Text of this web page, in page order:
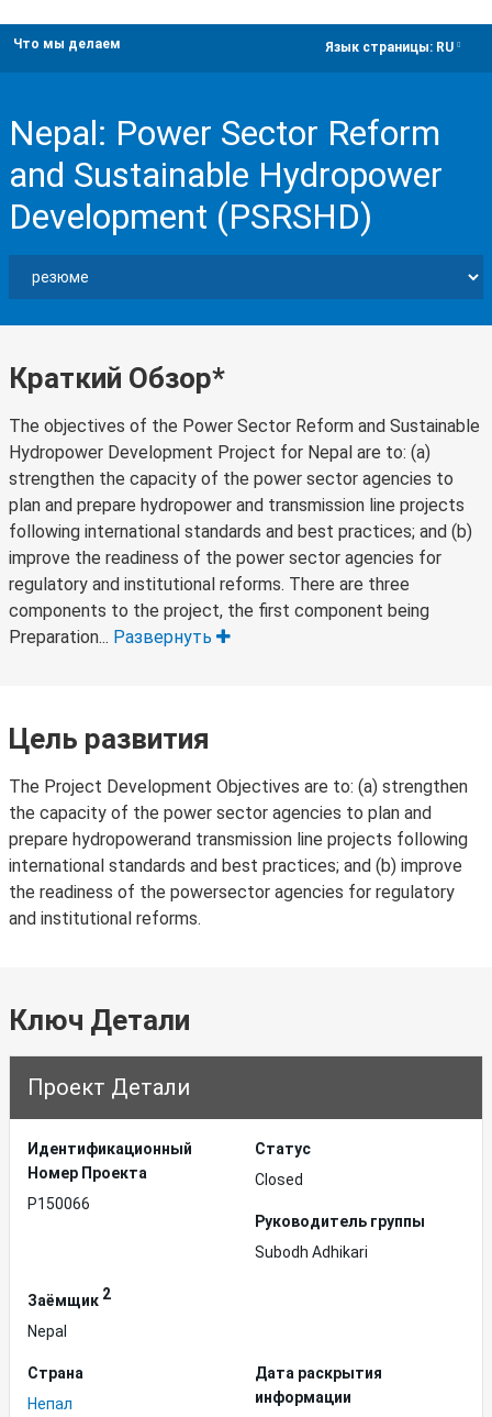
Что мы делаем Язык страницы: RU
Nepal: Power Sector Reform
and Sustainable Hydropower
Development (PSRSHD)
Краткий Обзор*
The objectives of the Power Sector Reform and Sustainable
Hydropower Development Project for Nepal are to: (a)
strengthen the capacity of the power sector agencies to
plan and prepare hydropower and transmission line projects
following international standards and best practices; and (b)
improve the readiness of the power sector agencies for
regulatory and institutional reforms. There are three
components to the project, the first component being
Preparation... Развернуть
Цель развития
The Project Development Objectives are to: (a) strengthen
the capacity of the power sector agencies to plan and
prepare hydropowerand transmission line projects following
international standards and best practices; and (b) improve
the readiness of the powersector agencies for regulatory
and institutional reforms.
Ключ Детали
Проект Детали
Идентификационный
Hомер Проекта
P150066
Статус
Closed
Руководитель группы
Subodh Adhikari
Заёмщик 2
Nepal
Страна
Непал
Дата раскрытия
информации